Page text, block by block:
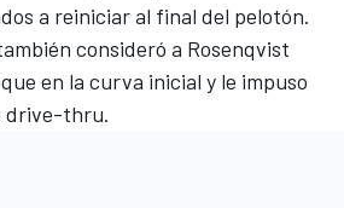
a reiniciar al final del pelotón.
consideró a Rosenqvist
en la curva inicial y le impuso
drive-thru.